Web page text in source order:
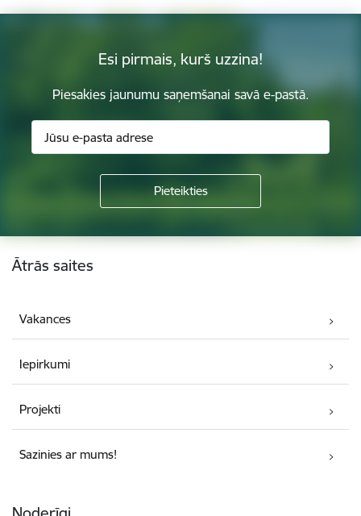
Esi pirmais, kurš uzzina!
Piesakies jaunumu saņemšanai savā e-pastā.
Kājene
Ātrās saites
Vakances
Iepirkumi
Projekti
Sazinies ar mums!